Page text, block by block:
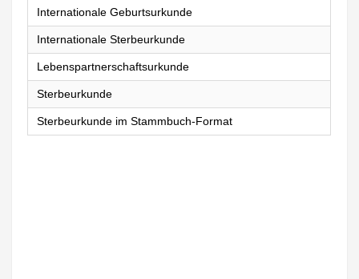
Internationale Geburtsurkunde
Internationale Sterbeurkunde
Lebenspartnerschaftsurkunde
Sterbeurkunde
Sterbeurkunde im Stammbuch-Format